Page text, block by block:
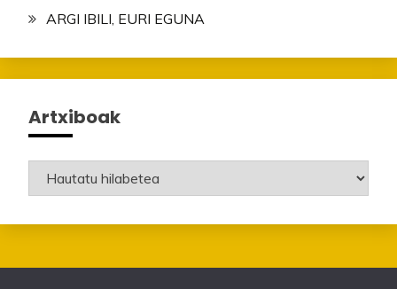
ARGI IBILI, EURI EGUNA
Artxiboak
Artxiboak